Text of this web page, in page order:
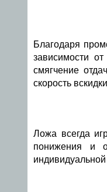
Благодаря
зависимости
смягчение
скорость
Ложа всегда
понижения и